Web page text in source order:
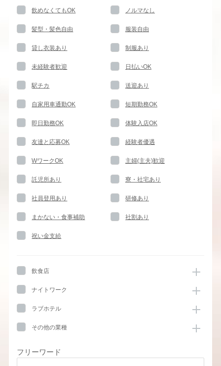
飲めなくてもOK ノルマなし
髪型・髪色自由 服装自由
貸し衣装あり 制服あり
未経験者歓迎 日払いOK
駅チカ 送迎あり
自家用車通勤OK 短期勤務OK
即日勤務OK 体験入店OK
友達と応募OK 経験者優遇
WワークOK 主婦(主夫)歓迎
託児所あり 寮・社宅あり
社員登用あり 研修あり
まかない・食事補助 社割あり
祝い金支給
飲食店
ナイトワーク
ラブホテル
その他の業種
フリーワード